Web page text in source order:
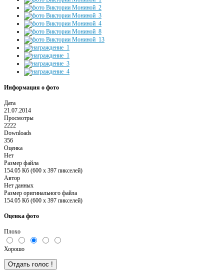
Информация о фото
Дата
21.07.2014
Просмотры
2222
Downloads
356
Оценка
Нет
Размер файла
154.05 Кб (600 x 397 пикселей)
Автор
Нет данных
Размер оригинального файла
154.05 Кб (600 x 397 пикселей)
Оценка фото
Плохо
Хорошо